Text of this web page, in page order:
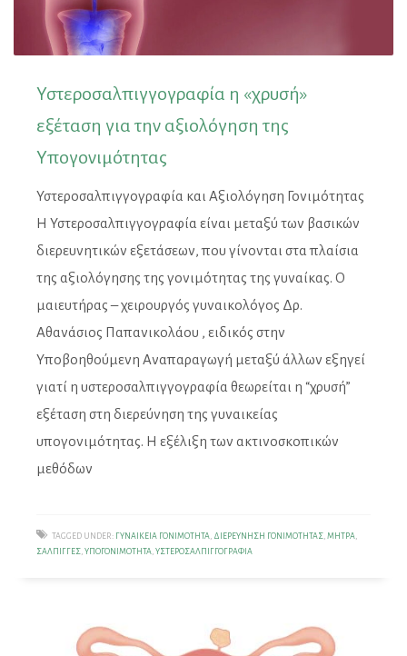
Υστεροσαλπιγγογραφία η «χρυσή»
εξέταση για την αξιολόγηση της
Υπογονιμότητας
Υστεροσαλπιγγογραφία και Αξιολόγηση Γονιμότητας
Η Υστεροσαλπιγγογραφία είναι μεταξύ των βασικών
διερευνητικών εξετάσεων, που γίνονται στα πλαίσια
της αξιολόγησης της γονιμότητας της γυναίκας. Ο
μαιευτήρας – χειρουργός γυναικολόγος Δρ.
Αθανάσιος Παπανικολάου , ειδικός στην
Υποβοηθούμενη Αναπαραγωγή μεταξύ άλλων εξηγεί
γιατί η υστεροσαλπιγγογραφία θεωρείται η “χρυσή”
εξέταση στη διερεύνηση της γυναικείας
υπογονιμότητας. Η εξέλιξη των ακτινοσκοπικών
μεθόδων
TAGGED UNDER: ΓΥΝΑΙΚΕΊΑ ΓΟΝΙΜΌΤΗΤΑ, ΔΙΕΡΕΎΝΗΣΗ ΓΟΝΙΜΌΤΗΤΑΣ, ΜΉΤΡΑ,
ΣΆΛΠΙΓΓΕΣ, ΥΠΟΓΟΝΙΜΌΤΗΤΑ, ΥΣΤΕΡΟΣΑΛΠΙΓΓΟΓΡΑΦΊΑ